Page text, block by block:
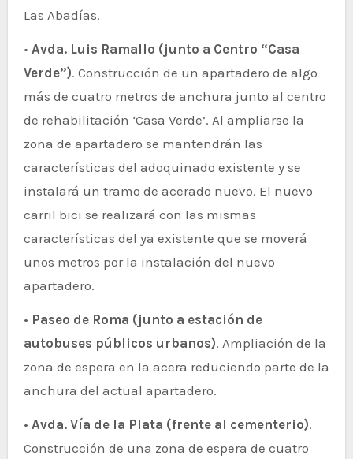
Las Abadías.
• Avda. Luis Ramallo (junto a Centro “Casa
Verde”). Construcción de un apartadero de algo
más de cuatro metros de anchura junto al centro
de rehabilitación ‘Casa Verde’. Al ampliarse la
zona de apartadero se mantendrán las
características del adoquinado existente y se
instalará un tramo de acerado nuevo. El nuevo
carril bici se realizará con las mismas
características del ya existente que se moverá
unos metros por la instalación del nuevo
apartadero.
• Paseo de Roma (junto a estación de
autobuses públicos urbanos). Ampliación de la
zona de espera en la acera reduciendo parte de la
anchura del actual apartadero.
• Avda. Vía de la Plata (frente al cementerio).
Construcción de una zona de espera de cuatro